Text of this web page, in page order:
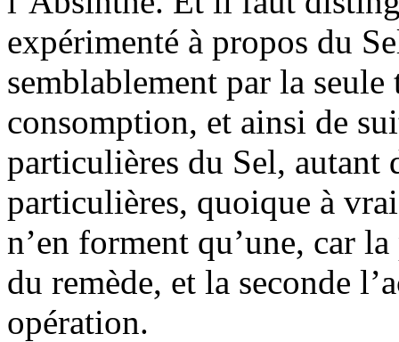
expérimenté à propos du
semblablement par la
consomption, et ainsi de
particulières du Sel, autant
particulières, quoique à
n’en forment qu’une, car
du remède, et la seconde
opération.